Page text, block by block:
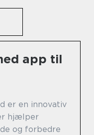
app til
er en innovativ
hjælper
og forbedre